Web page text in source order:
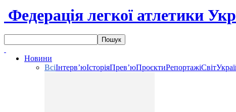
Федерація легкої атлетики
Новини
ВсіІнтерв’юІсторіяПрев’юПроєктиРепортажіСвіт